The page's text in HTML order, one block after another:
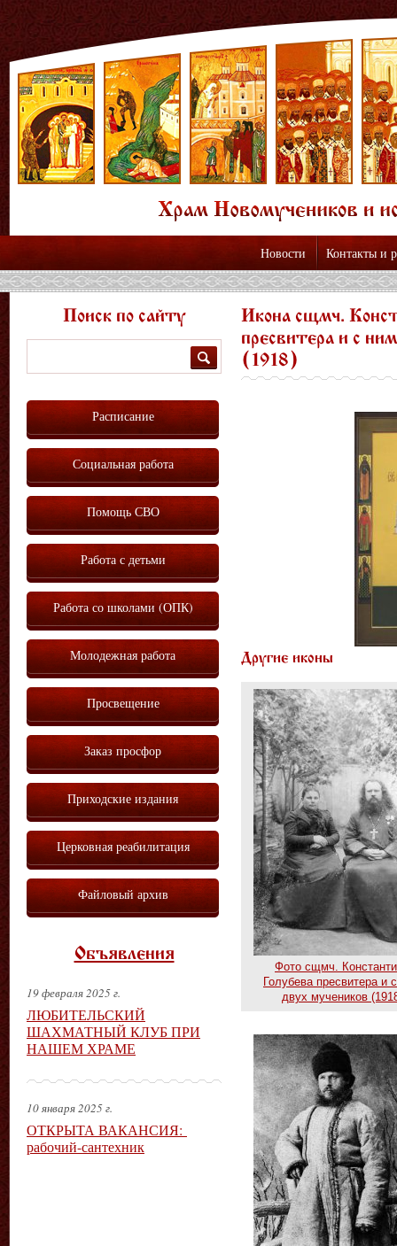
Новости Контакты и
Икона сщмч.
пресвитера и с
(1918)
Другие иконы
Фото сщмч.
Голубева пресвитера и
двух мучеников
Поиск по сайту
Расписание
Социальная работа
Помощь СВО
Работа с детьми
Работа со школами (ОПК)
Молодежная работа
Просвещение
Заказ просфор
Приходские издания
Церковная реабилитация
Файловый архив
Объявления
19 февраля 2025 г.
ЛЮБИТЕЛЬСКИЙ
ШАХМАТНЫЙ КЛУБ ПРИ
НАШЕМ ХРАМЕ
10 января 2025 г.
ОТКРЫТА ВАКАНСИЯ:
рабочий-сантехник